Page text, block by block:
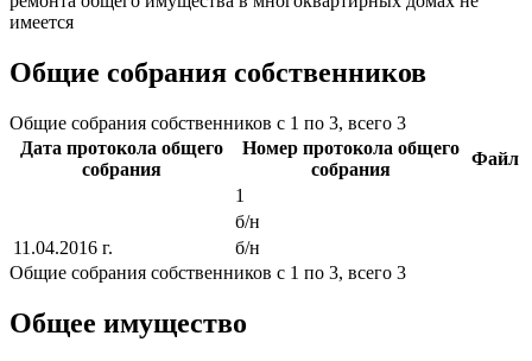
имеется
Общие собрания собственников
Общие собрания собственников с 1 по 3, всего 3
Дата протокола общего
собрания
Номер протокола общего
собрания
Файл
1
б/н
11.04.2016 г.
б/н
Общие собрания собственников с 1 по 3, всего 3
Общее имущество